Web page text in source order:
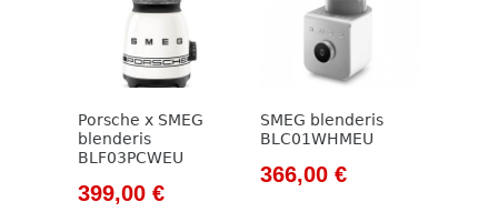
Porsche x SMEG
blenderis
BLF03PCWEU
Original
399,00 €Current
SMEG blenderis
BLC01WHMEU
Original
366,00 €Current